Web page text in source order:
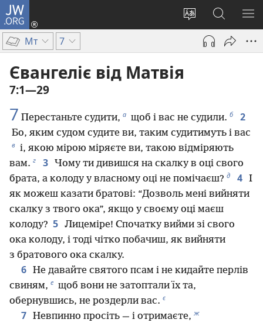
JW.ORG
Змінити
мову
сайту
Увійти
(відкривається
новому
Пошук
на
сайті
Мт 7
Євангеліє від Матвія
7:1—29
7 Перестаньте судити, а щоб і вас не судили. б 2
Бо, яким судом судите ви, таким судитимуть і вас
в і, якою мірою міряєте ви, такою відміряють
вам. г 3 Чому ти дивишся на скалку в оці свого
брата, а колоду у власному оці не помічаєш? д 4 І
як можеш казати братові: “Дозволь мені вийняти
скалку з твого ока”, якщо у своєму оці маєш
колоду? 5 Лицеміре! Спочатку вийми зі свого
ока колоду, і тоді чітко побачиш, як вийняти
з братового ока скалку.
6 Не давайте святого псам і не кидайте перлів
свиням, е щоб вони не затоптали їх та,
обернувшись, не роздерли вас. є
7 Невпинно просіть — і отримаєте, ж